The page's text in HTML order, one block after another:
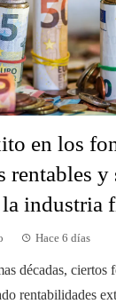
en los
rentables y
industria
Hace 6 días
décadas, ciertos
rentabilidades